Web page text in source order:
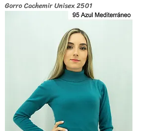
Gorro Cachemir Unisex 2501